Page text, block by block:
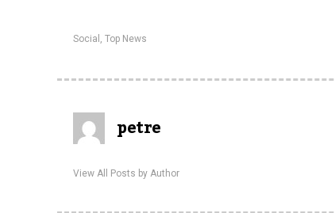
Social , Top News
petre
View All Posts by Author